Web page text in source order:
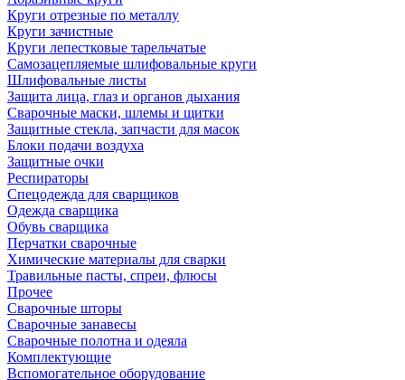
Круги отрезные по металлу
Круги зачистные
Круги лепестковые тарельчатые
Самозацепляемые шлифовальные круги
Шлифовальные листы
Защита лица, глаз и органов дыхания
Сварочные маски, шлемы и щитки
Защитные стекла, запчасти для масок
Блоки подачи воздуха
Защитные очки
Респираторы
Спецодежда для сварщиков
Одежда сварщика
Обувь сварщика
Перчатки сварочные
Химические материалы для сварки
Травильные пасты, спреи, флюсы
Прочее
Сварочные шторы
Сварочные занавесы
Сварочные полотна и одеяла
Комплектующие
Вспомогательное оборудование